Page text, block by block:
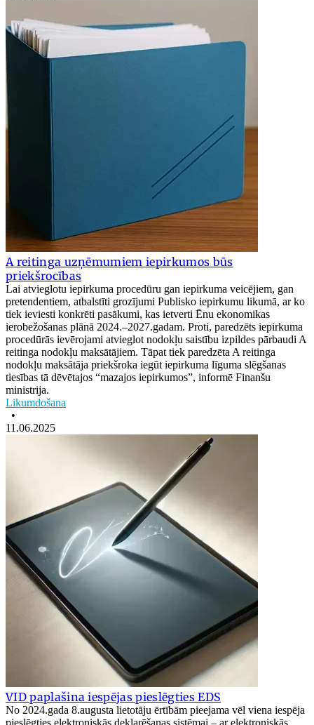
A reitinga uzņēmumiem iepirkumos būs
priekšrocības
Lai atvieglotu iepirkuma procedūru gan iepirkuma veicējiem, gan
pretendentiem, atbalstīti grozījumi Publisko iepirkumu likumā, ar ko
tiek ieviesti konkrēti pasākumi, kas ietverti Ēnu ekonomikas
ierobežošanas plānā 2024.–2027.gadam. Proti, paredzēts iepirkuma
procedūrās ievērojami atvieglot nodokļu saistību izpildes pārbaudi A
reitinga nodokļu maksātājiem. Tāpat tiek paredzēta A reitinga
nodokļu maksātāja priekšroka iegūt iepirkuma līguma slēgšanas
tiesības tā dēvētajos “mazajos iepirkumos”, informē Finanšu
ministrija.
Likumdošana
•
11.06.2025
VID paplašina iespējas pieslēgties EDS
No 2024.gada 8.augusta lietotāju ērtībām pieejama vēl viena iespēja